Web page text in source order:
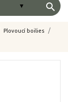
search
Plovoucí boilies